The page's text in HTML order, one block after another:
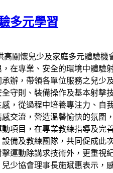
多元學習
關懷兒少及家庭多元體驗
在專業、安全的環境中體
辦，帶領各單位服務之兒
守則、裝備操作及基本射
，從過程中培養專注力、
交流，營造溫馨愉快的氛
項目，在專業教練指導及
備及教練團隊，共同促成
運動除講求技術外，更重
少協會理事長施斌惠表示